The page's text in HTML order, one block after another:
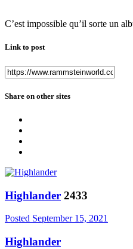
C’est impossible qu’il sorte un
Link to post
Share on other sites
Highlander 2433
Posted September 15, 2021
Highlander